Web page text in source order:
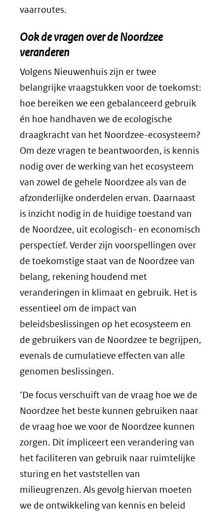
vaarroutes.
Ook de vragen over de Noordzee
veranderen
Volgens Nieuwenhuis zijn er twee
belangrijke vraagstukken voor de toekomst:
hoe bereiken we een gebalanceerd gebruik
én hoe handhaven we de ecologische
draagkracht van het Noordzee-ecosysteem?
Om deze vragen te beantwoorden, is kennis
nodig over de werking van het ecosysteem
van zowel de gehele Noordzee als van de
afzonderlijke onderdelen ervan. Daarnaast
is inzicht nodig in de huidige toestand van
de Noordzee, uit ecologisch- en economisch
perspectief. Verder zijn voorspellingen over
de toekomstige staat van de Noordzee van
belang, rekening houdend met
veranderingen in klimaat en gebruik. Het is
essentieel om de impact van
beleidsbeslissingen op het ecosysteem en
de gebruikers van de Noordzee te begrijpen,
evenals de cumulatieve effecten van alle
genomen beslissingen.
‘De focus verschuift van de vraag hoe we de
Noordzee het beste kunnen gebruiken naar
de vraag hoe we voor de Noordzee kunnen
zorgen. Dit impliceert een verandering van
het faciliteren van gebruik naar ruimtelijke
sturing en het vaststellen van
milieugrenzen. Als gevolg hiervan moeten
we de ontwikkeling van kennis en beleid